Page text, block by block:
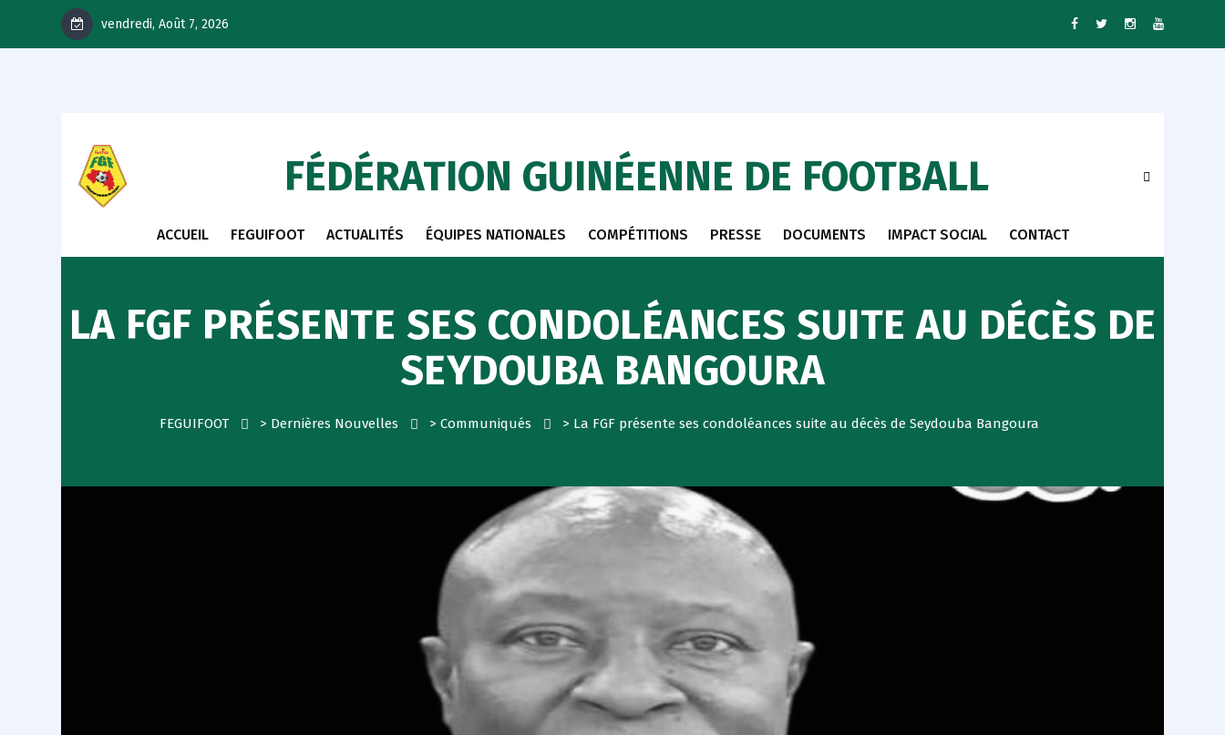
vendredi, Août 7, 2026
FÉDÉRATION GUINÉENNE DE FOOTBALL
ACCUEIL FEGUIFOOT ACTUALITÉS ÉQUIPES NATIONALES COMPÉTITIONS PRESSE DOCUMENTS IMPACT SOCIAL CONTACT
LA FGF PRÉSENTE SES CONDOLÉANCES SUITE AU DÉCÈS DE
SEYDOUBA BANGOURA
FEGUIFOOT > Dernières Nouvelles > Communiqués > La FGF présente ses condoléances suite au décès de Seydouba Bangoura